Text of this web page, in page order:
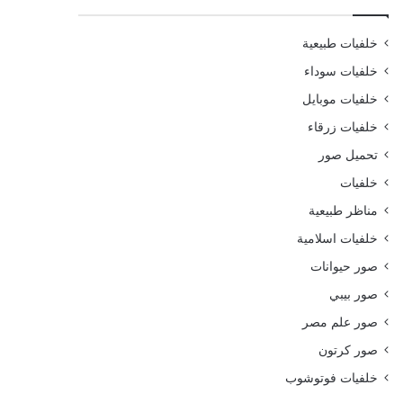
خلفيات طبيعية
خلفيات سوداء
خلفيات موبايل
خلفيات زرقاء
تحميل صور
خلفيات
مناظر طبيعية
خلفيات اسلامية
صور حيوانات
صور بيبي
صور علم مصر
صور كرتون
خلفيات فوتوشوب